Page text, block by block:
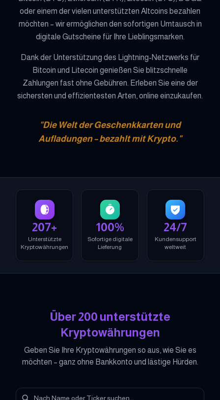
oder einem der vielen unterstützten Altcoins bezahlen
möchten – wir ermöglichen den sofortigen Umtausch in
digitale Gutscheine für Ihre Lieblingsmarken.
Dank der Unterstützung des Lightning-Netzwerks für
Bitcoin und Litecoin genießen Sie blitzschnelle
Zahlungen fast ohne Gebühren. Erleben Sie eine der
sichersten und effizientesten Arten, online einzukaufen.
"Die Welt der Geschenkkarten und
Aufladungen – bezahlt mit Krypto."
207+
Unterstützte
Kryptowährungen
100%
Sofortige digitale
Lieferung
24/7
Kundensupport
weltweit
Über 200 unterstützte
Kryptowährungen
Geben Sie Ihre Kryptowährungen so aus, wie Sie es
möchten – ganz ohne Bankkonto und lästige Hürden.